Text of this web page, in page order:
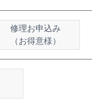
修理お申込み
（お得意様）